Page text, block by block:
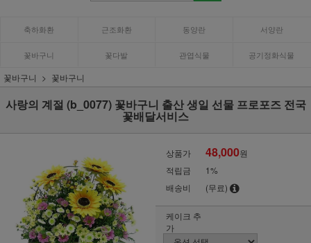
축하화환 근조화환 동양란 서양란
꽃바구니 꽃다발 관엽식물 공기정화식물
꽃바구니 꽃바구니
사랑의 계절 (b_0077) 꽃바구니 출산 생일 선물 프로포즈 전국
꽃배달서비스
상품가 48,000원
적립금
1%
배송비
(무료)
케이크 추
가